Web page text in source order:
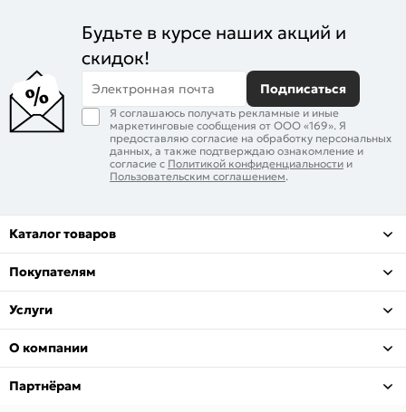
Будьте в курсе наших акций и
скидок!
Электронная почта Подписаться
Я соглашаюсь получать рекламные и иные
маркетинговые сообщения от ООО «169». Я
предоставляю согласие на обработку персональных
данных, а также подтверждаю ознакомление и
согласие с Политикой конфиденциальности и
Пользовательским соглашением.
Каталог товаров
Покупателям
Услуги
О компании
Партнёрам